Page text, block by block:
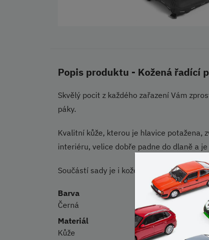
Popis produktu - Kožená řadící
Skvělý pocit z každého zařazení Vám
páky.
Kvalitní kůže, kterou je hlavice potažena,
interiéru, velice dobře padne do dlaně a
Součástí sady je i kožená manžeta mezi
Barva
Černá
Materiál
Kůže